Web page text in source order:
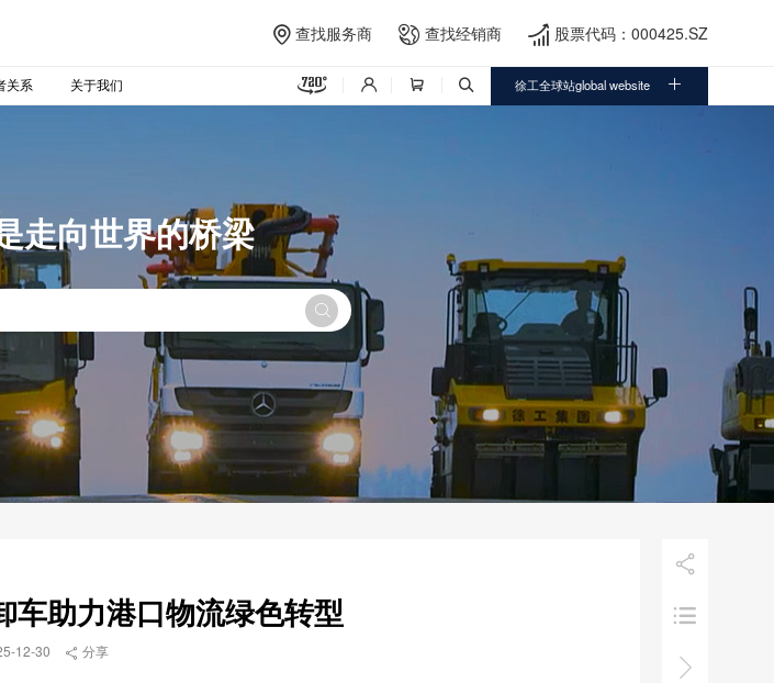
 查找服务商  查找经销商  股票代码：000425.SZ
关系 关于我们     徐工全球站global website 
走向世界的桥梁




车助力港口物流绿色转型
12-30  分享